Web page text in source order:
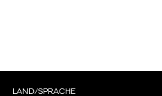
LAND/SPRACHE